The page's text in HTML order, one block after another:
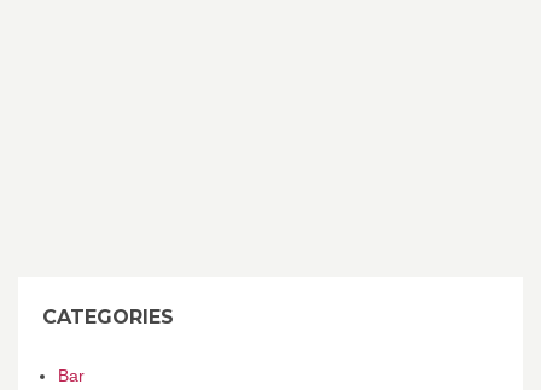
CATEGORIES
Bar